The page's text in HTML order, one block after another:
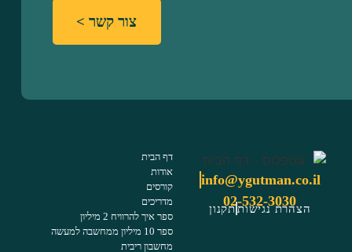
צור קשר >
info@ygutman.co.il
02-532-3030
הצהרת נגישותתקנון
דף הבית
אודות
קורסים
ספר איך להרוויח 2 מיליון
מחשבון ריבית